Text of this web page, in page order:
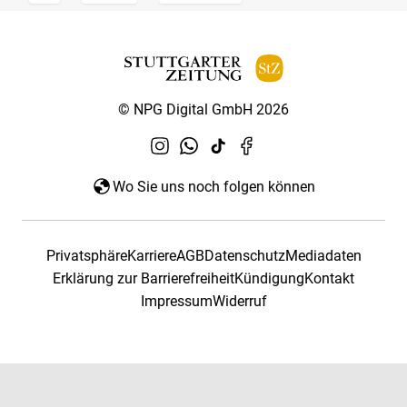
© NPG Digital GmbH 2026
Wo Sie uns noch folgen können
PrivatsphäreKarriereAGBDatenschutzMediadaten
Erklärung zur BarrierefreiheitKündigungKontakt
ImpressumWiderruf